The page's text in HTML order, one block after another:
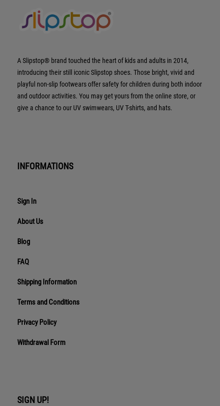
A Slipstop® brand touched the heart of kids and adults in 2014,
introducing their still iconic Slipstop shoes. Those bright, vivid and
playful non-slip footwears offer safety for children during both indoor
and outdoor activities. You may get yours from the online store, or
give a chance to our UV swimwears, UV T-shirts, and hats.
INFORMATIONS
Sign In
About Us
Blog
FAQ
Shipping Information
Terms and Conditions
Privacy Policy
Withdrawal Form
SIGN UP!